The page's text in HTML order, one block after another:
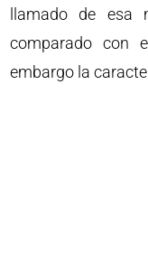
llamado de
comparado con
embargo la